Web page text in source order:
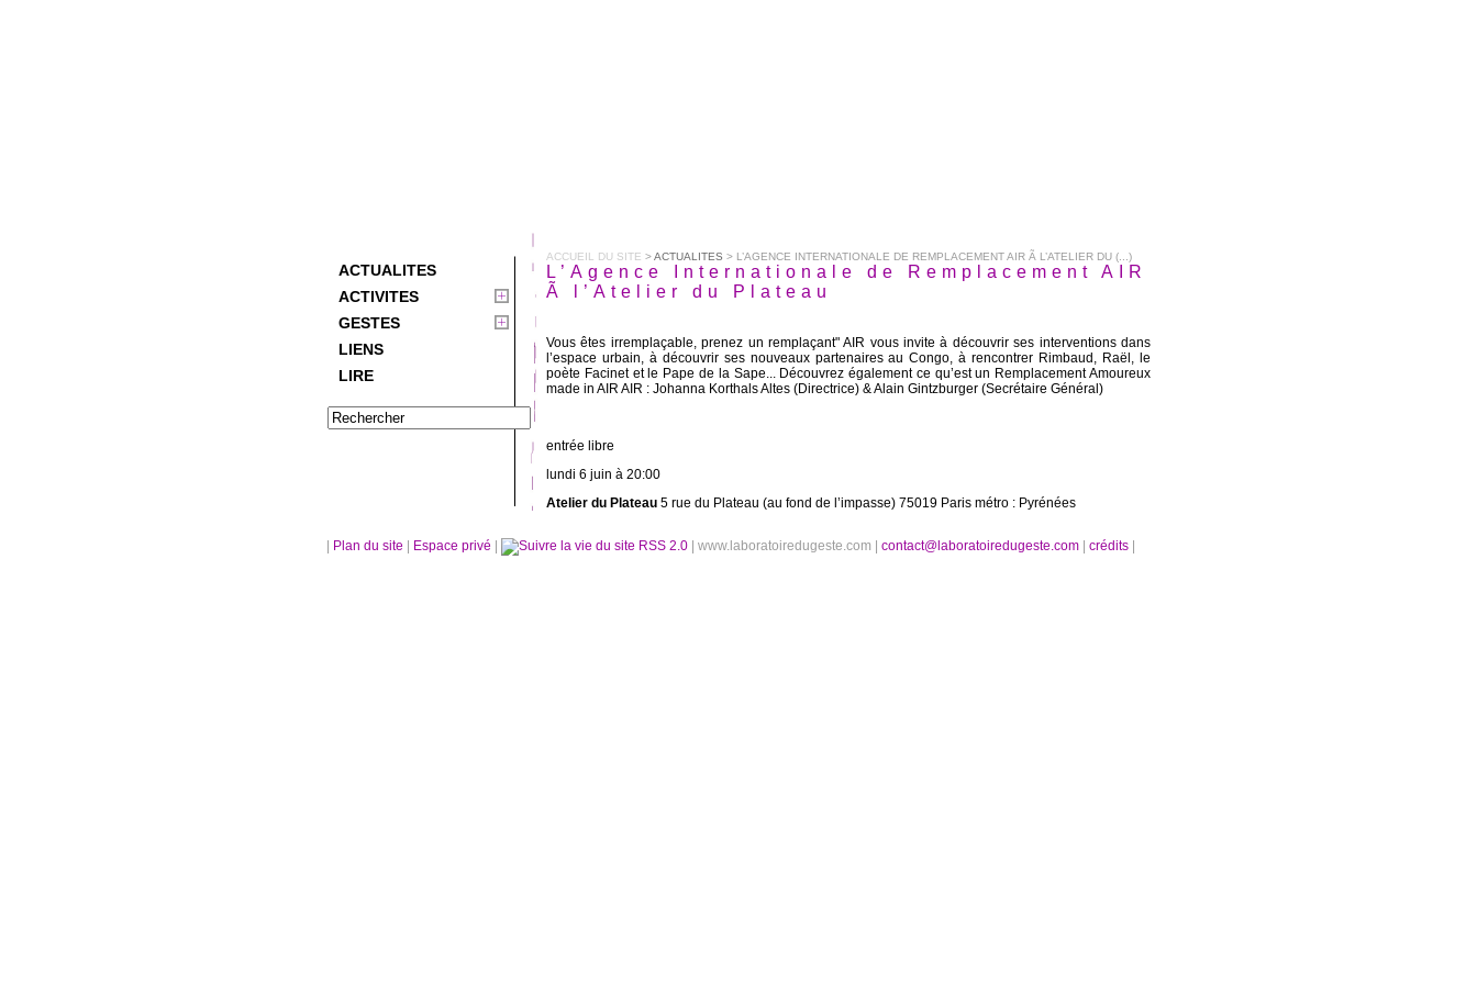
ACTUALITES
ACTIVITES
GESTES
LIENS
LIRE
ACCUEIL DU SITE >ACTUALITES > L’AGENCE INTERNATIONALE DE REMPLACEMENT AIR Ã L’ATELIER DU (...)
L’Agence Internationale de Remplacement AIR
Ã l’Atelier du Plateau
Vous êtes irremplaçable, prenez un remplaçant" AIR vous invite à découvrir ses interventions dans
l’espace urbain, à découvrir ses nouveaux partenaires au Congo, à rencontrer Rimbaud, Raël, le
poète Facinet et le Pape de la Sape... Découvrez également ce qu’est un Remplacement Amoureux
made in AIR AIR : Johanna Korthals Altes (Directrice) & Alain Gintzburger (Secrétaire Général)
entrée libre
lundi 6 juin à 20:00
Atelier du Plateau 5 rue du Plateau (au fond de l’impasse) 75019 Paris métro : Pyrénées
Plan du site Espace privé RSS 2.0 | www.laboratoiredugeste.com | contact@laboratoiredugeste.com crédits